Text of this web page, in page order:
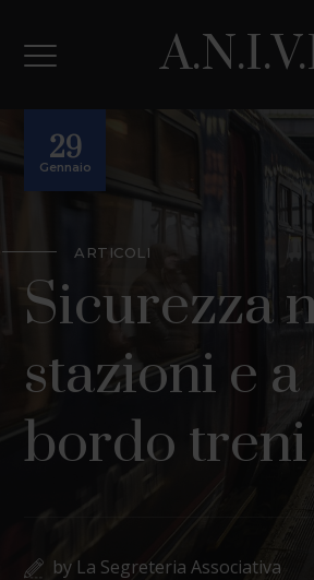
29
Gennaio
ARTICOLI
Sicurezza
stazioni e a
bordo treni
by La Segreteria Associativa